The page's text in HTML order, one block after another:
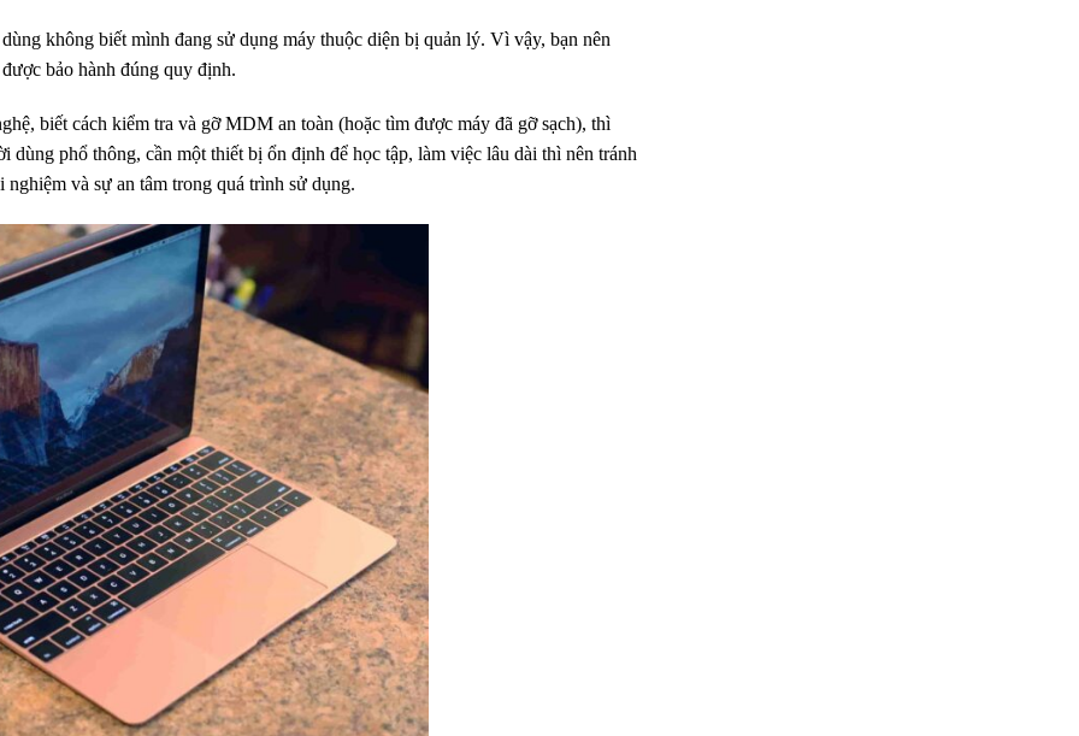
không biết mình đang sử dụng máy thuộc diện bị quản lý. Vì vậy, bạn nên
bảo hành đúng quy định.
biết cách kiểm tra và gỡ MDM an toàn (hoặc tìm được máy đã gỡ sạch), thì
phổ thông, cần một thiết bị ổn định để học tập, làm việc lâu dài thì nên tránh
và sự an tâm trong quá trình sử dụng.